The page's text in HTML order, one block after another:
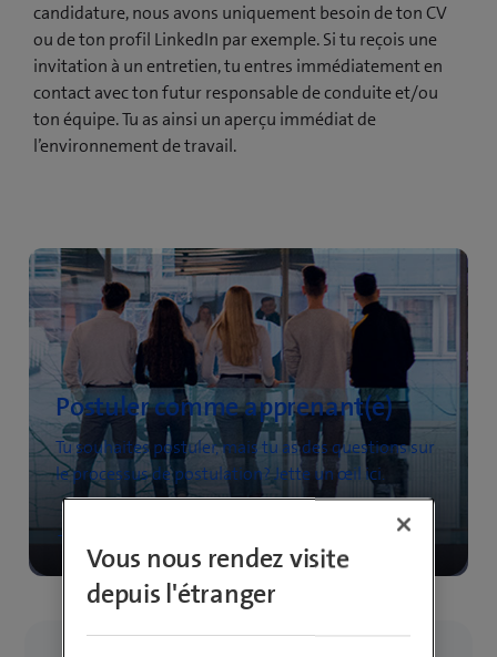
candidature, nous avons uniquement besoin de ton CV
ou de ton profil LinkedIn par exemple. Si tu reçois une
invitation à un entretien, tu entres immédiatement en
contact avec ton futur responsable de conduite et/ou
ton équipe. Tu as ainsi un aperçu immédiat de
l’environnement de travail.
Postuler comme apprenant(e)
Tu souhaites postuler, mais tu as des questions sur
le processus de postulation? Jette un œil ici.
Vous nous rendez visite
depuis l'étranger